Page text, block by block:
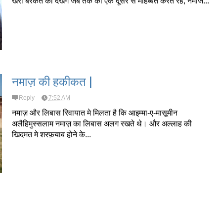
नमाज़ की हकीकत |
Reply 7:52 AM
नमाज़ और लिबास रिवायात मे मिलता है कि आइम्मा-ए-मासूमीन
अलैहिमुस्सलाम नमाज़ का लिबास अलग रखते थे। और अल्लाह की
खिदमत मे शरफ़याब होने के...